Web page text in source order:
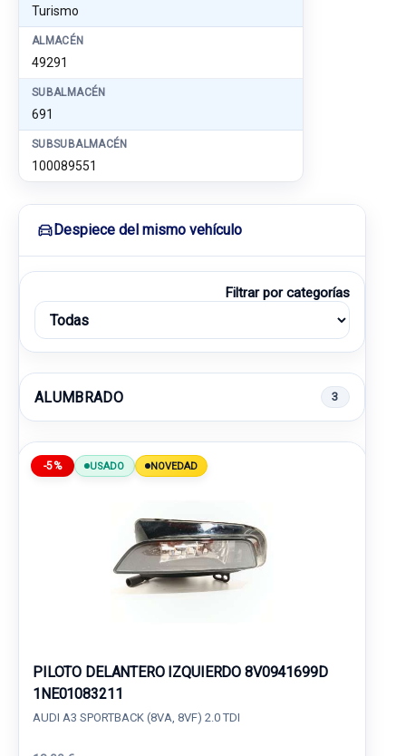
Turismo
ALMACÉN
49291
SUBALMACÉN
691
SUBSUBALMACÉN
100089551
Despiece del mismo vehículo
Filtrar por categorías
ALUMBRADO 3
-5% USADO NOVEDAD
PILOTO DELANTERO IZQUIERDO 8V0941699D
1NE01083211
AUDI A3 SPORTBACK (8VA, 8VF) 2.0 TDI